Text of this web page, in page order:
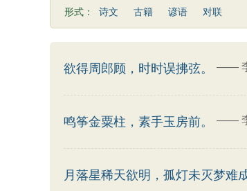
端午节
七夕节 中秋节
警世通言
温庭筠
谢灵运 文天祥 柳
范成大
卢照邻 陈子昂 周
形式： 诗文 古籍 谚语 对联
欲得周郎顾，时时误拂弦。 ——
鸣筝金粟柱，素手玉房前。 ——
月落星稀天欲明，孤灯未灭梦难成